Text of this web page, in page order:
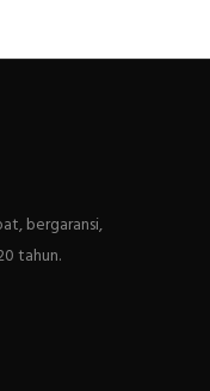
bergaransi,
tahun.